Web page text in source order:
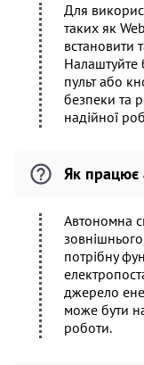
Для
таких як
встановити
Налаштуйте
пульт або
безпеки та
надійної
Як працює
Автономна
потрібну
джерело
може бути
роботи.